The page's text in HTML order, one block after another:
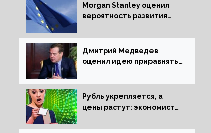
Morgan Stanley оценил
вероятность развития
Дмитрий Медведев
оценил идею приравнять
блокадникам
Рубль укрепляется, а
цены растут: экономист
падающего доллара на